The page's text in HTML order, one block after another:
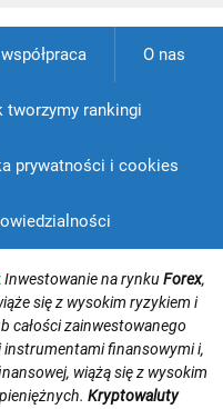
O nas
tworzymy rankingi
prywatności i cookies
:Inwestowanie na rynkuForex,
się z wysokim ryzykiem i
całości zainwestowanego
instrumentami finansowymi i,
wiążą się z wysokim
Kryptowaluty